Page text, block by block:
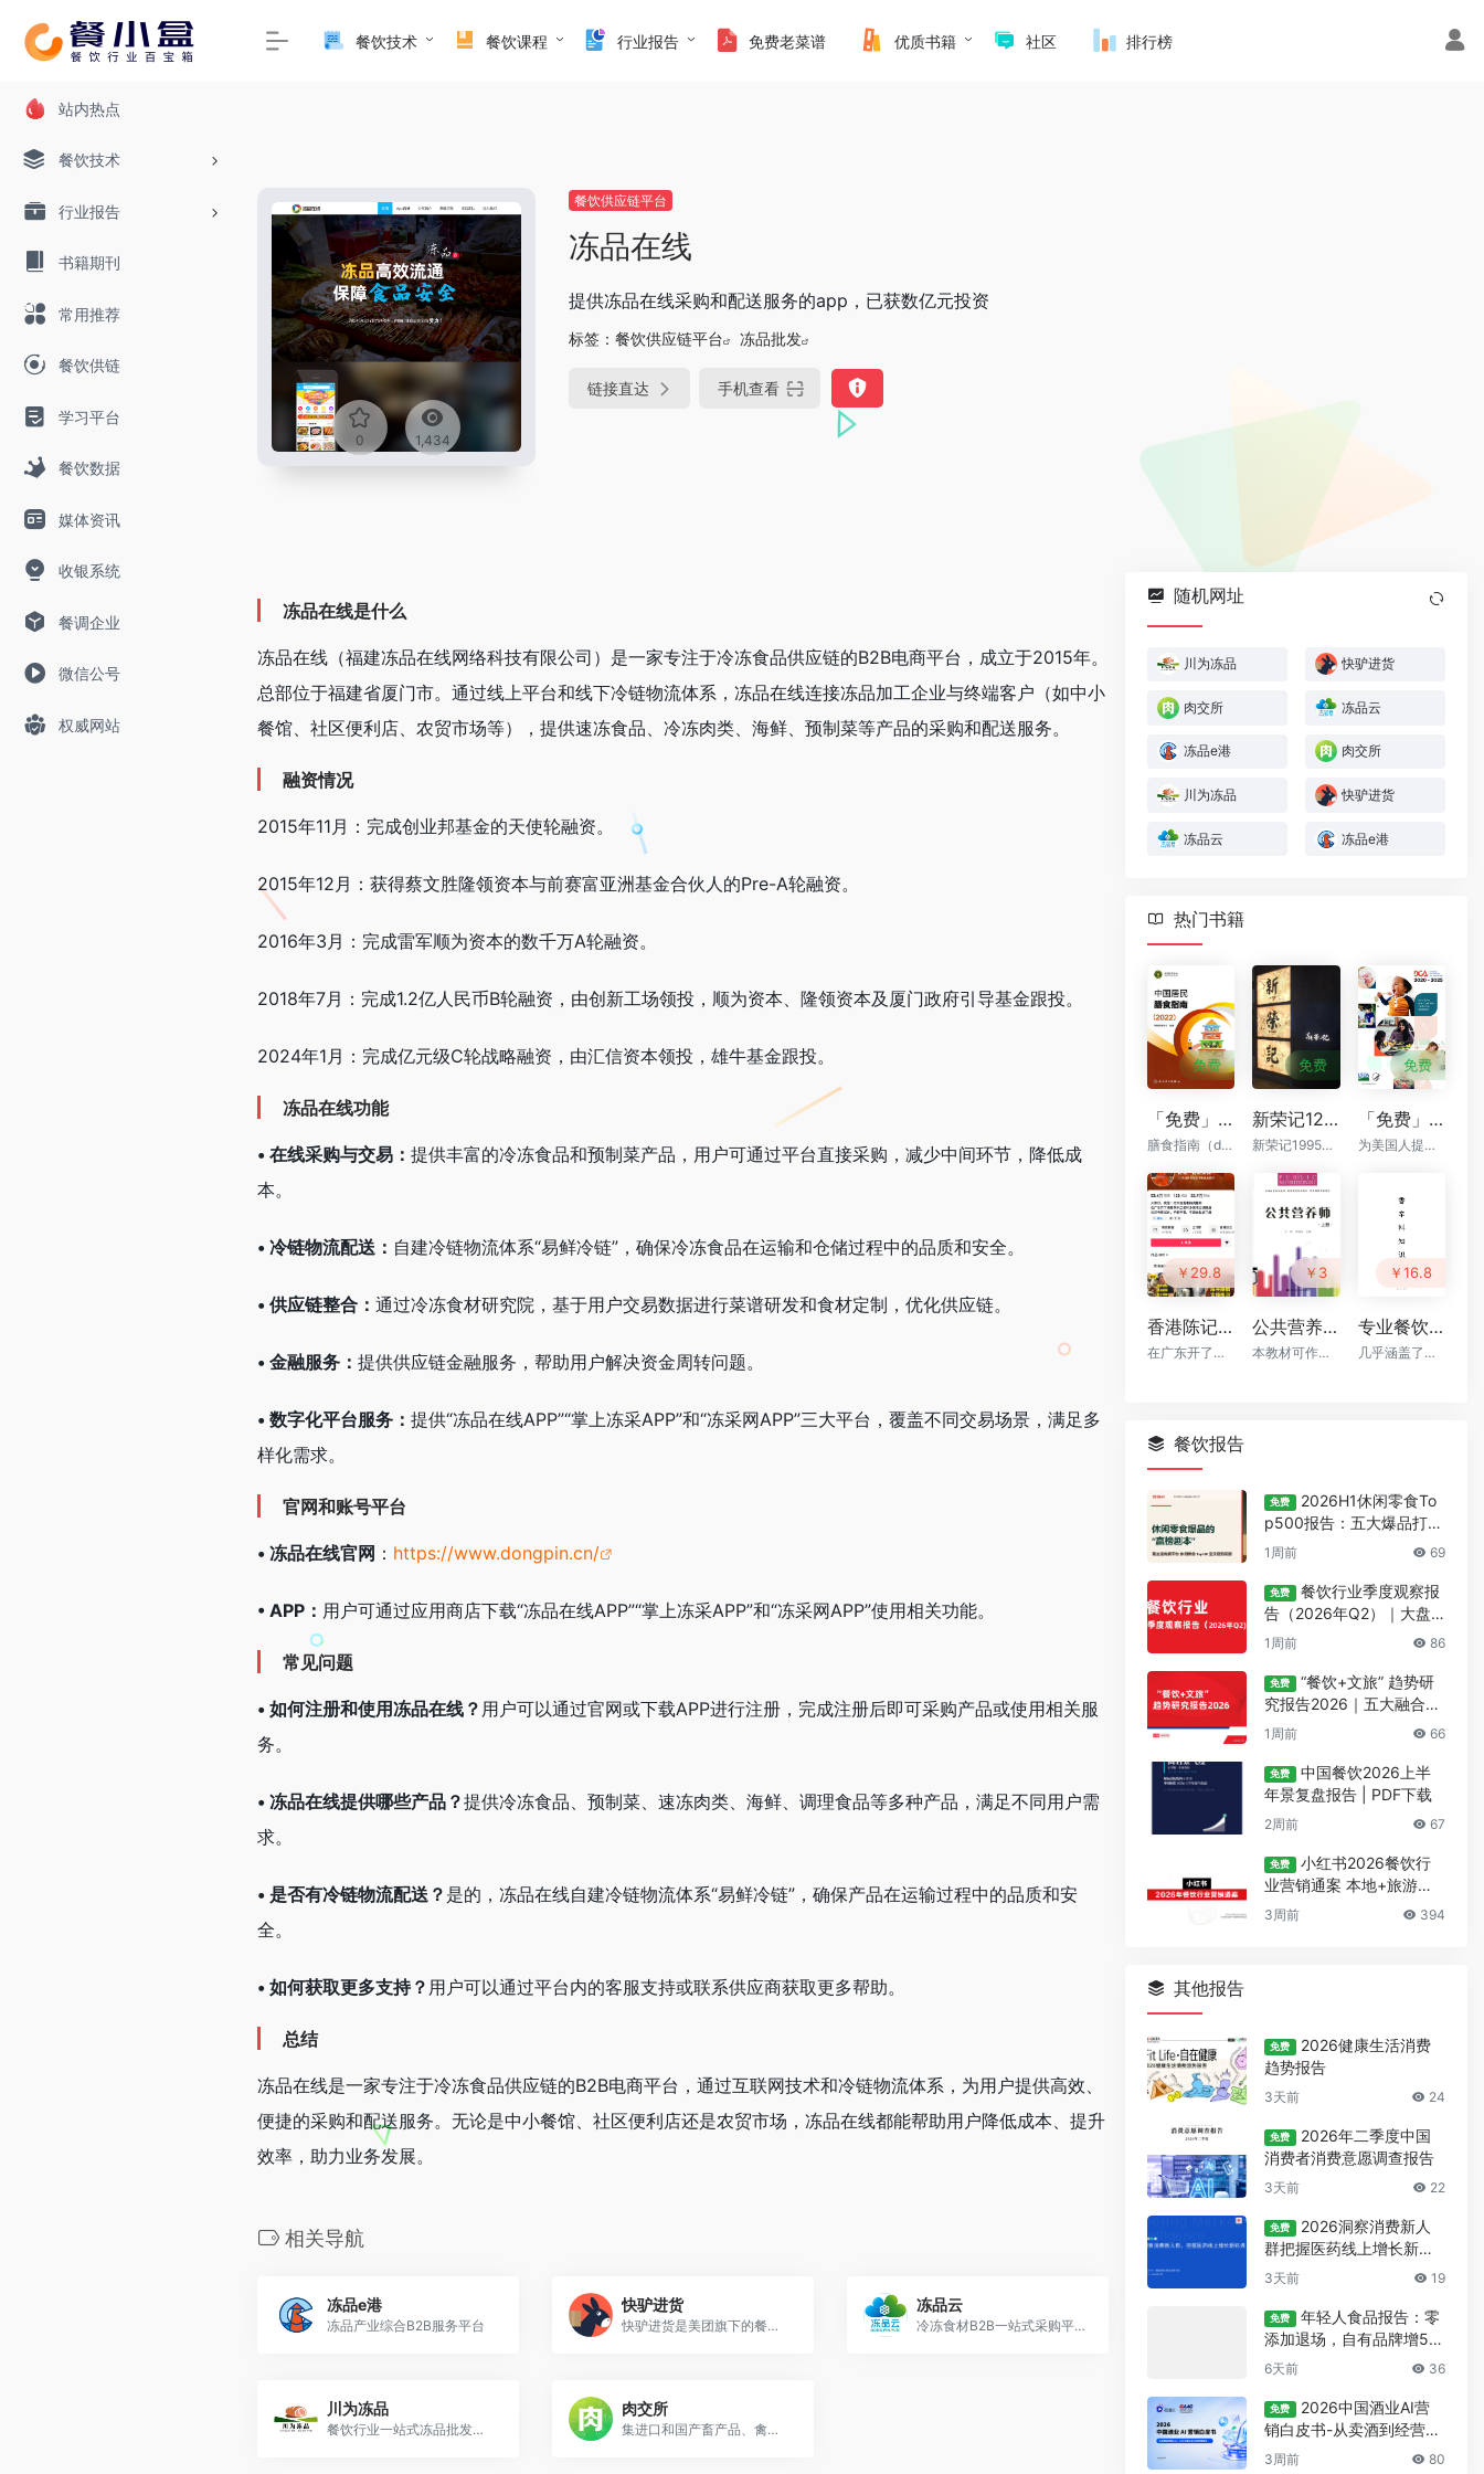
站内热点
餐饮技术
行业报告
书籍期刊
常用推荐
餐饮供链
学习平台
餐饮数据
媒体资讯
收银系统
餐调企业
微信公号
权威网站
餐饮技术 餐饮课程 行业报告 免费老菜谱 优质书籍 社区 排行榜
0 1,434
餐饮供应链平台
冻品在线
提供冻品在线采购和配送服务的app，已获数亿元投资
标签： 餐饮供应链平台 冻品批发
链接直达 手机查看
冻品在线是什么
冻品在线（福建冻品在线网络科技有限公司）是一家专注于冷冻食品供应链的B2B电商平台，成立于2015年。
总部位于福建省厦门市。通过线上平台和线下冷链物流体系，冻品在线连接冻品加工企业与终端客户（如中小
餐馆、社区便利店、农贸市场等），提供速冻食品、冷冻肉类、海鲜、预制菜等产品的采购和配送服务。
融资情况
2015年11月：完成创业邦基金的天使轮融资。
2015年12月：获得蔡文胜隆领资本与前赛富亚洲基金合伙人的Pre-A轮融资。
2016年3月：完成雷军顺为资本的数千万A轮融资。
2018年7月：完成1.2亿人民币B轮融资，由创新工场领投，顺为资本、隆领资本及厦门政府引导基金跟投。
2024年1月：完成亿元级C轮战略融资，由汇信资本领投，雄牛基金跟投。
冻品在线功能
• 在线采购与交易： 提供丰富的冷冻食品和预制菜产品，用户可通过平台直接采购，减少中间环节，降低成
本。
• 冷链物流配送： 自建冷链物流体系“易鲜冷链”，确保冷冻食品在运输和仓储过程中的品质和安全。
• 供应链整合： 通过冷冻食材研究院，基于用户交易数据进行菜谱研发和食材定制，优化供应链。
• 金融服务： 提供供应链金融服务，帮助用户解决资金周转问题。
• 数字化平台服务： 提供“冻品在线APP”“掌上冻采APP”和“冻采网APP”三大平台，覆盖不同交易场景，满足多
样化需求。
官网和账号平台
• 冻品在线官网 ： https://www.dongpin.cn/
• APP： 用户可通过应用商店下载“冻品在线APP”“掌上冻采APP”和“冻采网APP”使用相关功能。
常见问题
• 如何注册和使用冻品在线？ 用户可以通过官网或下载APP进行注册，完成注册后即可采购产品或使用相关服
务。
• 冻品在线提供哪些产品？提供冷冻食品、预制菜、速冻肉类、海鲜、调理食品等多种产品，满足不同用户需
求。
• 是否有冷链物流配送？ 是的，冻品在线自建冷链物流体系“易鲜冷链”，确保产品在运输过程中的品质和安
全。
• 如何获取更多支持？ 用户可以通过平台内的客服支持或联系供应商获取更多帮助。
总结
冻品在线是一家专注于冷冻食品供应链的B2B电商平台，通过互联网技术和冷链物流体系，为用户提供高效、
便捷的采购和配送服务。无论是中小餐馆、社区便利店还是农贸市场，冻品在线都能帮助用户降低成本、提升
效率，助力业务发展。
相关导航
冻品e港
冻品产业综合B2B服务平台
快驴进货
快驴进货是美团旗下的餐饮供应链平台
冻品云
冷冻食材B2B一站式采购平台，目前服务海南及广东部分城市。
川为冻品
餐饮行业一站式冻品批发采购app
肉交所
集进口和国产畜产品、禽产品、水产品、冻品 等b2b网上批发市场
随机网址
川为冻品 快驴进货
肉交所 冻品云
冻品e港 肉交所
川为冻品 快驴进货
冻品云 冻品e港
热门书籍
免费
「免费」中国居民膳食指南 2022 (中国营养学会) PDF下载
膳食指南（dietary guidelines,DG）是根据营养科学原则和人体营养需要，结合当地食物生产供应情况及人群生活实践，提出的食物选择和身体活动的指导意见
免费
新荣记12套菜品标准卡sop（已更新到60道）
新荣记1995年由张勇创立于浙江台州，从一家小排档起步，发展为如今的高端中餐知名品牌
免费
「免费」美国居民膳食指南（2020-2025）英文原版
为美国人提供基于科学的饮食建议，以促进健康、预防慢性疾病，并满足营养需求。
￥29.8
香港陈记烧腊 原价¥2800的烧腊系列配方技术 付费课视频（全套8.4G）
在广东开了烧腊教学培训和多家港式烧腊店
￥3
公共营养师 上 PDF下载
本教材可作为高等院校和职业院校学生、医疗机构的医护人员和营养工作者以及社会人士学习营养学的专业教材
￥16.8
专业餐饮百科：香辛料知识大全 v2版（68页）
几乎涵盖了市场上绝大多数香辛料的认识、香型、作用、禁忌 等...
餐饮报告
免费
2026H1休闲零食To
p500报告：五大爆品打法
与数据洞察
1周前 69
免费
餐饮行业季度观察报
告（2026年Q2）｜大盘
景气+六大赛道新品+新锐
1周前 86
免费
“餐饮+文旅” 趋势研
究报告2026｜五大融合模
式+量化文旅数据落地指南
1周前 66
免费
中国餐饮2026上半
年景复盘报告 | PDF下载
2周前 67
免费
小红书2026餐饮行
业营销通案 本地+旅游双
线种草实操指南
3周前 394
其他报告
免费
2026健康生活消费
趋势报告
3天前 24
免费
2026年二季度中国
消费者消费意愿调查报告
3天前 22
免费
2026洞察消费新人
群把握医药线上增长新机
遇报告
3天前 19
免费
年轻人食品报告：零
添加退场，自有品牌增5
7%
6天前 36
免费
2026中国酒业AI营
销白皮书-从卖酒到经营人
心
3周前 80